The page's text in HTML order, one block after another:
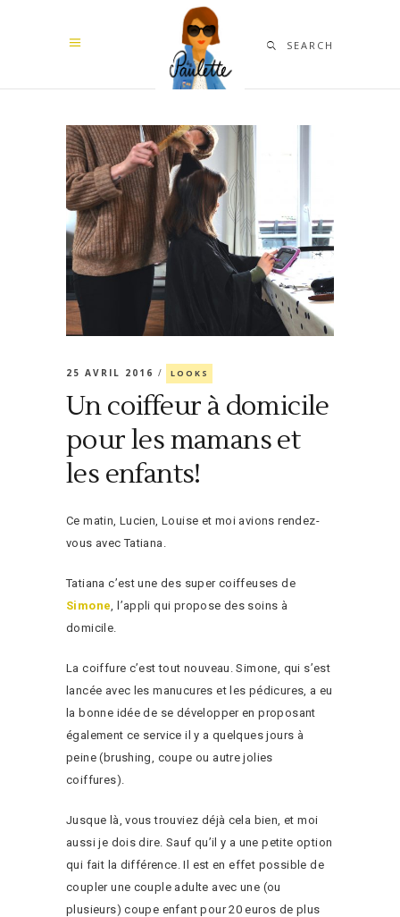
SEARCH
25 AVRIL 2016 LOOKS
Un coiffeur à domicile
pour les mamans et
les enfants!
Ce matin, Lucien, Louise et moi avions rendez-
vous avec Tatiana.
Tatiana c’est une des super coiffeuses de
Simone , l’appli qui propose des soins à
domicile.
La coiffure c’est tout nouveau. Simone, qui s’est
lancée avec les manucures et les pédicures, a eu
la bonne idée de se développer en proposant
également ce service il y a quelques jours à
peine (brushing, coupe ou autre jolies
coiffures).
Jusque là, vous trouviez déjà cela bien, et moi
aussi je dois dire. Sauf qu’il y a une petite option
qui fait la différence. Il est en effet possible de
coupler une couple adulte avec une (ou
plusieurs) coupe enfant pour 20 euros de plus